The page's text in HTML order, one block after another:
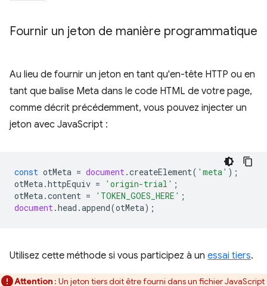
Fournir un jeton de manière programmatique
Au lieu de fournir un jeton en tant qu'en-tête HTTP ou en
tant que balise Meta dans le code HTML de votre page,
comme décrit précédemment, vous pouvez injecter un
jeton avec JavaScript :
const otMeta = document.createElement( 'meta' );
otMeta.httpEquiv = 'origin-trial' ;
otMeta.content = 'TOKEN_GOES_HERE' ;
document.head .append(otMeta);
Utilisez cette méthode si vous participez à un essai tiers.
Attention : Un jeton tiers doit être fourni dans un fichier JavaScript